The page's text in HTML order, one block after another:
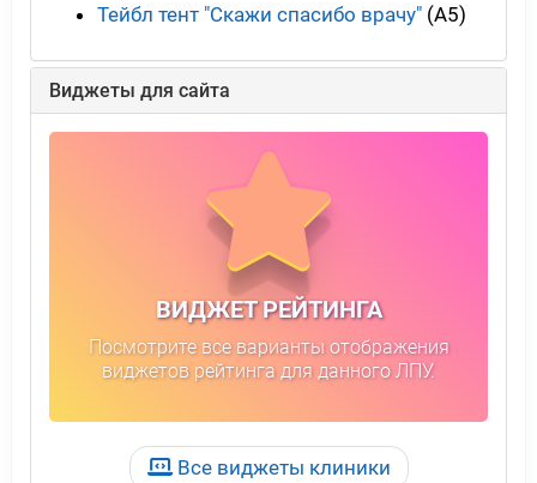
Тейбл тент "Скажи спасибо врачу" (А5)
Виджеты для сайта
ВИДЖЕТ РЕЙТИНГА
Посмотрите все варианты отображения
виджетов рейтинга для данного ЛПУ.
Все виджеты клиники